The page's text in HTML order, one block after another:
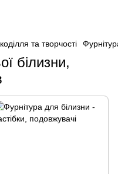
та творчості
білизни,